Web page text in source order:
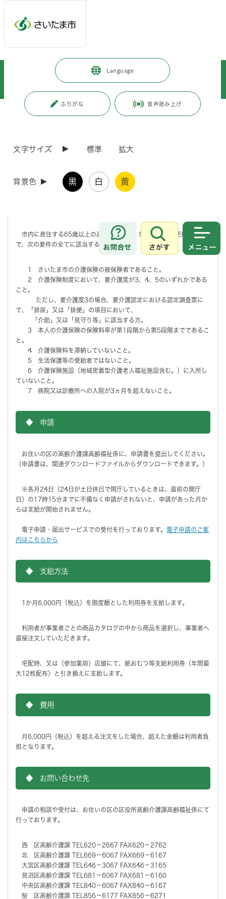
Language
ふりがな 音声読み上げ
文字サイズ 標準 拡大
背景色 黒 白 黄
お問合せ
さがす
健康・医療・福祉 > 福祉・介護 高齢の方
高齢者福祉サービス
更新日付：2026年6月3日 / ページ番号：C064031
とりパッド、おしりふき、使い捨て手袋を支給します。
市内に居住する65歳以上の高齢者のうち、常時おむつを使用する方
で、次の要件の全てに該当する方
1 さいたま市の介護保険の被保険者であること。
2 介護保険制度において、要介護度が3、4、5のいずれかである
こと。
ただし、要介護度3の場合、要介護認定における認定調査票に
て、「排尿」又は「排便」の項目において、
「介助」又は「見守り等」に該当する方。
3 本人の介護保険の保険料率が第1段階から第5段階までであるこ
と。
4 介護保険料を滞納していないこと。
5 生活保護等の受給者ではないこと。
6 介護保険施設（地域密着型介護老人福祉施設含む。）に入所し
ていないこと。
7 病院又は診療所への入院が3ヵ月を超えないこと。
◆ 申請
お住いの区の高齢介護課高齢福祉係に、申請書を提出してください。
（申請書は、関連ダウンロードファイルからダウンロードできます。）
※各月24日（24日が土日休日で閉庁しているときは、直前の開庁
日）の17時15分までに不備なく申請がされないと、申請があった月か
らは支給が開始されません。
電子申請・届出サービスでの受付を行っております。 電子申請のご案
内はこちらから
◆ 支給方法
1か月6,000円（税込）を限度額とした利用券を支給します。
利用者が事業者ごとの商品カタログの中から商品を選択し、事業者へ
直接注文していただきます。
宅配時、又は（参加薬局）店頭にて、紙おむつ等支給利用券（年間最
大12枚配布）と引き換えに支給します。
◆ 費用
月6,000円（税込）を超える注文をした場合、超えた金額は利用者負
担となります。
◆ お問い合わせ先
申請の相談や受付は、お住いの区の区役所高齢介護課高齢福祉係にて
行っております。
西 区高齢介護課 TEL620－2667 FAX620－2762
北 区高齢介護課 TEL669－6067 FAX669－6167
大宮区高齢介護課 TEL646－3067 FAX646－3165
見沼区高齢介護課 TEL681－6067 FAX681－6160
中央区高齢介護課 TEL840－6067 FAX840－6167
桜 区高齢介護課 TEL856－6177 FAX856－6271